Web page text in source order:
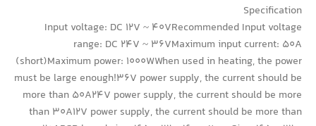
Specification
Input voltage: DC 12V ~ 40VRecommended Input voltage
range: DC 24V ~ 36VMaximum input current: 50A
(short)Maximum power: 1000WWhen used in heating, the power
must be large enough!36V power supply, the current should be
more than 50A24V power supply, the current should be more
than 30A12V power supply, the current should be more than